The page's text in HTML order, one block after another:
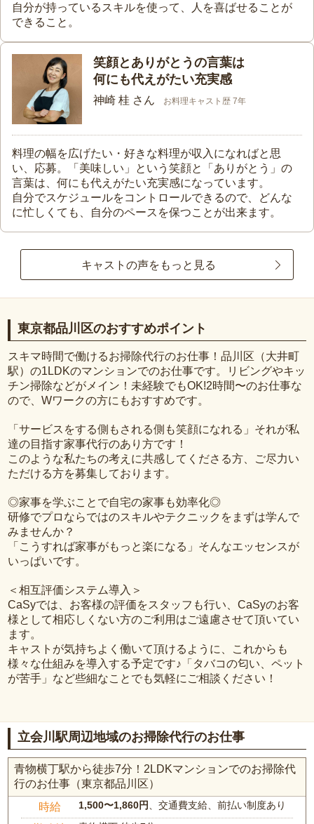
自分が持っているスキルを使って、人を喜ばせることが
できること。
笑顔とありがとうの言葉は
何にも代えがたい充実感
神崎 桂 さん お料理キャスト歴 7年
料理の幅を広げたい・好きな料理が収入になればと思
い、応募。「美味しい」という笑顔と「ありがとう」の
言葉は、何にも代えがたい充実感になっています。
自分でスケジュールをコントロールできるので、どんな
に忙しくても、自分のペースを保つことが出来ます。
キャストの声をもっと見る
東京都品川区のおすすめポイント
スキマ時間で働けるお掃除代行のお仕事！品川区（大井町
駅）の1LDKのマンションでのお仕事です。リビングやキッ
チン掃除などがメイン！未経験でもOK!2時間〜のお仕事な
ので、Wワークの方にもおすすめです。
「サービスをする側もされる側も笑顔になれる」それが私
達の目指す家事代行のあり方です！
このような私たちの考えに共感してくださる方、ご尽力い
ただける方を募集しております。
◎家事を学ぶことで自宅の家事も効率化◎
研修でプロならではのスキルやテクニックをまずは学んで
みませんか？
「こうすれば家事がもっと楽になる」そんなエッセンスが
いっぱいです。
＜相互評価システム導入＞
CaSyでは、お客様の評価をスタッフも行い、CaSyのお客
様として相応しくない方のご利用はご遠慮させて頂いてい
ます。
キャストが気持ちよく働いて頂けるように、これからも
様々な仕組みを導入する予定です♪「タバコの匂い、ペット
が苦手」など些細なことでも気軽にご相談ください！
立会川駅周辺地域のお掃除代行のお仕事
青物横丁駅から徒歩7分！2LDKマンションでのお掃除代
行のお仕事（東京都品川区）
時給 1,500〜1,860円、交通費支給、前払い制度あり